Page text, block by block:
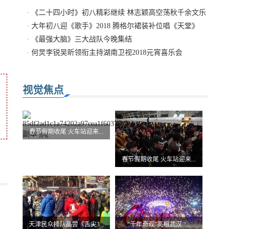
·
《二十四小时》初八精彩继续 林志颖高空荡秋千余文乐
秀杂技
· 大年初八迎《歌手》2018 腾格尔裙装补位唱《天堂》
·
《最强大脑》三大战队今晚集结
· 何炅李锐吴昕领衔主持湖南卫视2018元宵喜乐会
视觉焦点
春节假期收尾 火车站迎来...
春节假期收尾 火车站迎来...
天津民众排队品尝《舌尖3... “千年奇观”亮相武汉 “...